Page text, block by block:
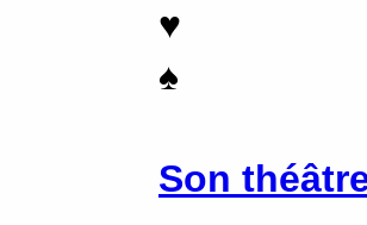
♥
♠
Son